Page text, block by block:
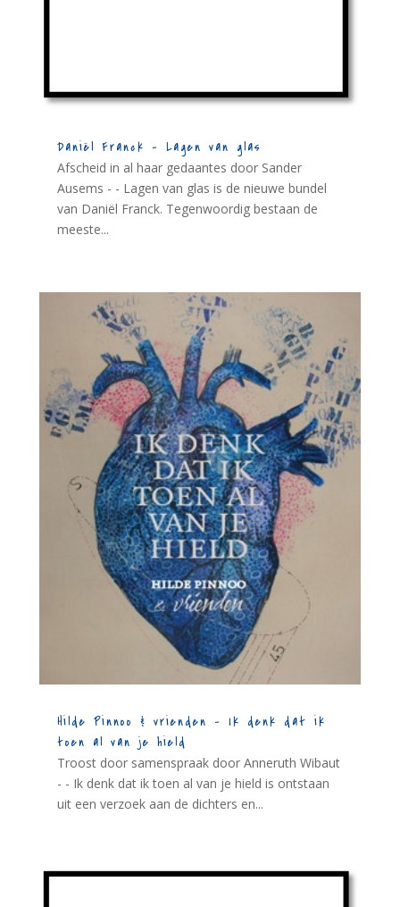
Daniël Franck – Lagen van glas
Afscheid in al haar gedaantes door Sander
Ausems - - Lagen van glas is de nieuwe bundel
van Daniël Franck. Tegenwoordig bestaan de
meeste...
Hilde Pinnoo & vrienden – Ik denk dat ik
toen al van je hield
Troost door samenspraak door Anneruth Wibaut
- - Ik denk dat ik toen al van je hield is ontstaan
uit een verzoek aan de dichters en...